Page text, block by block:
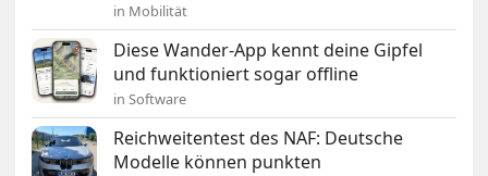
in Mobilität
Diese Wander-App kennt deine Gipfel
und funktioniert sogar offline
in Software
Reichweitentest des NAF: Deutsche
Modelle können punkten